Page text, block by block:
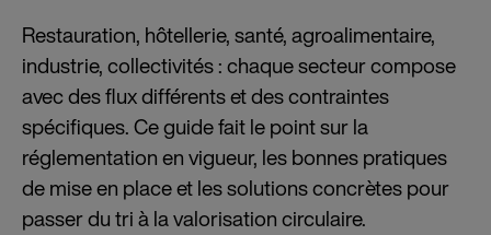
Restauration, hôtellerie, santé, agroalimentaire,
industrie, collectivités : chaque secteur compose
avec des flux différents et des contraintes
spécifiques. Ce guide fait le point sur la
réglementation en vigueur, les bonnes pratiques
de mise en place et les solutions concrètes pour
passer du tri à la valorisation circulaire.